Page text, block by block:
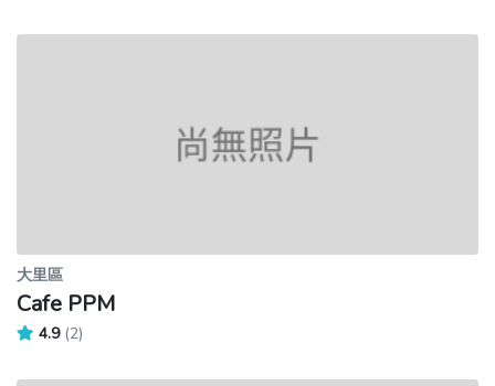
大里區
Cafe PPM
4.9 (2)